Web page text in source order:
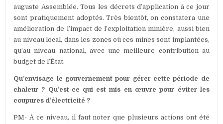
auguste Assemblée. Tous les décrets d’application à ce jour
sont pratiquement adoptés. Très bientôt, on constatera une
amélioration de l’impact de l’exploitation minière, aussi bien
au niveau local, dans les zones où ces mines sont implantées,
qu’au niveau national, avec une meilleure contribution au
budget de l’État.
Qu’envisage le gouvernement pour gérer cette période de
chaleur ? Qu’est-ce qui est mis en œuvre pour éviter les
coupures d’électricité ?
PM- À ce niveau, il faut noter que plusieurs actions ont été